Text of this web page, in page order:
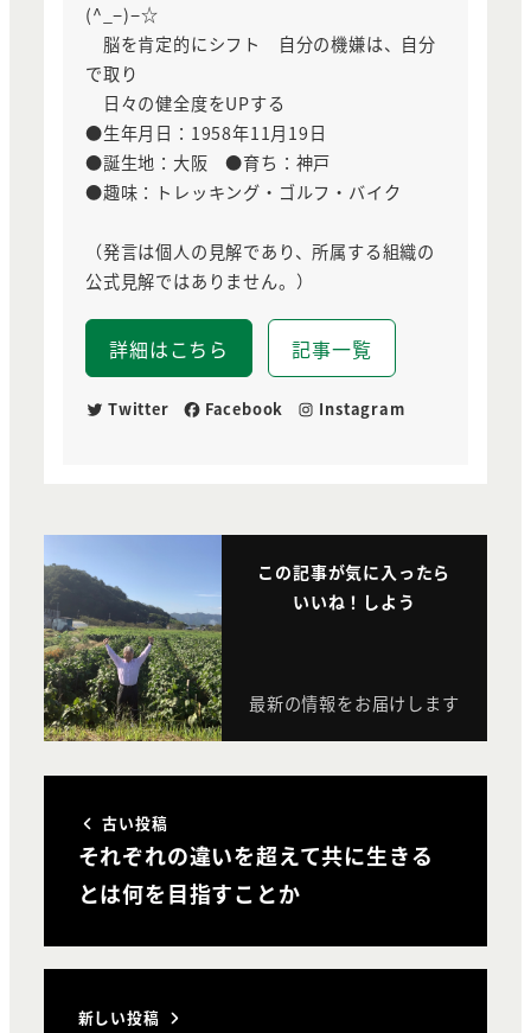
(^_−)−☆
脳を肯定的にシフト 自分の機嫌は、自分
で取り
日々の健全度をUPする
●生年月日：1958年11月19日
●誕生地：大阪 ●育ち：神戸
●趣味：トレッキング・ゴルフ・バイク
（発言は個人の見解であり、所属する組織の
公式見解ではありません。）
詳細はこちら 記事一覧
Twitter Facebook Instagram
この記事が気に入ったら
いいね！しよう
最新の情報をお届けします
古い投稿
それぞれの違いを超えて共に生きる
とは何を目指すことか
新しい投稿